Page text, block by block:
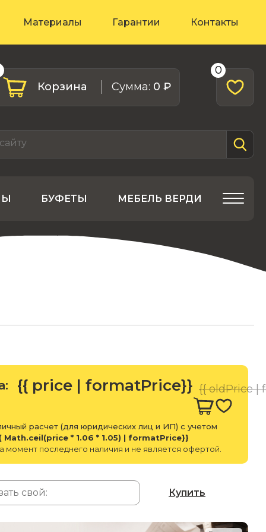
Материалы Гарантии Контакты
Корзина Cумма: 0 ₽
0
БУФЕТЫ МЕБЕЛЬ ВЕРДИ
{{ price | formatPrice}} {{ oldPrice |
расчет (для юридических лиц и ИП) с учетом
Math.ceil(price * 1.06 * 1.05) | formatPrice}}
момент последнего наличия и не является офертой.
Купить